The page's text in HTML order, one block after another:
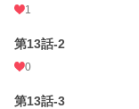
1
第13話-2
0
第13話-3